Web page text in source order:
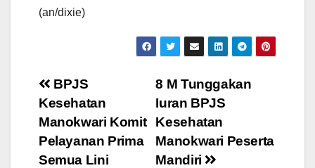
(an/dixie)
Post
navigation
8 M Tunggakan
Iuran BPJS
Kesehatan
Manokwari Peserta
Mandiri
BPJS
Kesehatan
Manokwari Komit
Pelayanan Prima
Semua Lini